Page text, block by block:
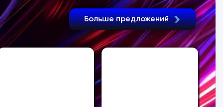
Больше предложений